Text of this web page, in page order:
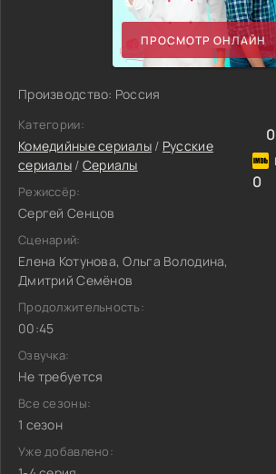
ПРОСМОТР ОНЛАЙН
Производство: Россия
Категории:
Комедийные сериалы / Русские
сериалы/ Сериалы
Режиссёр:
Сергей Сенцов
Сценарий:
Елена Котунова, Ольга Володина,
Дмитрий Семёнов
Продолжительность:
00:45
Озвучка:
Не требуется
Все сезоны:
1 сезон
Уже добавлено:
0
0